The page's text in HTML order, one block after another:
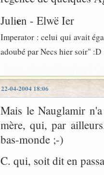
Julien - Elwë Ier
Imperator : celui qui avait
adoubé par Necs hier soir" :D
22-04-2004 18:06
Mais le Nauglamir
mère, qui, par
bas-monde ;-)
C. qui, soit dit en